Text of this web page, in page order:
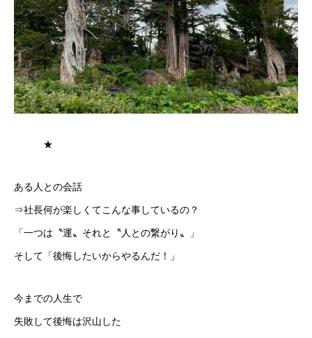
★
ある人との会話
⇒社長何が楽しくてこんな事しているの？
「一つは〝運〟それと〝人との繋がり〟」
そして「後悔したいからやるんだ！」
今までの人生で
失敗して後悔は沢山した